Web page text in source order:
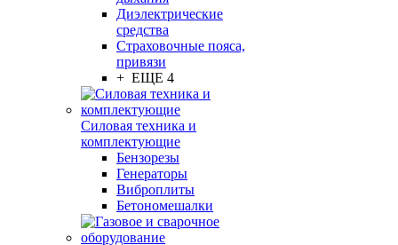
Диэлектрические
средства
Страховочные пояса,
привязи
+ ЕЩЕ 4
Силовая техника и
комплектующие
Бензорезы
Генераторы
Виброплиты
Бетономешалки